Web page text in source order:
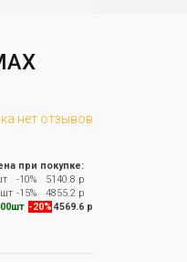
нет отзывов
при покупке:
-10%
5140.8 р
-15%
4855.2 р
-20%4569.6 р